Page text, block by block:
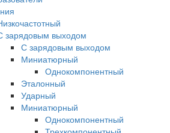
зарядовым выходом
С зарядовым выходом
Миниатюрный
Однокомпонентный
Эталонный
Ударный
Миниатюрный
Однокомпонентный